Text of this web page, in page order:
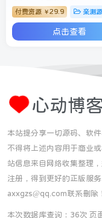
可分站/多套模板可
付费资源 ￥ 29.9 亲测
点击查看
心动博
本站提分享一切源码、软
不得将上述内容用于商业
站信息来自网络收集整理
注册，得到更好的正版服
axxgzs@qq.com联系删除！
本次数据库查询：36次 页